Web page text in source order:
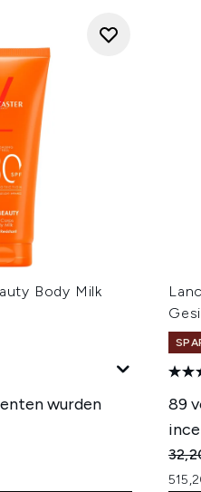
Body Milk
wurden
89